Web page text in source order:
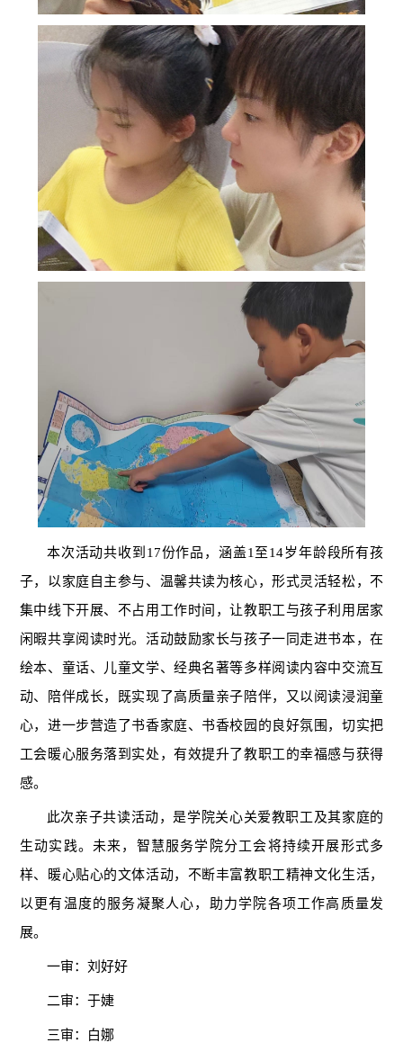
本次活动共收到17份作品，涵盖1至14岁年龄段所有孩
子，以家庭自主参与、温馨共读为核心，形式灵活轻松，不
集中线下开展、不占用工作时间，让教职工与孩子利用居家
闲暇共享阅读时光。活动鼓励家长与孩子一同走进书本，在
绘本、童话、儿童文学、经典名著等多样阅读内容中交流互
动、陪伴成长，既实现了高质量亲子陪伴，又以阅读浸润童
心，进一步营造了书香家庭、书香校园的良好氛围，切实把
工会暖心服务落到实处，有效提升了教职工的幸福感与获得
感。
此次亲子共读活动，是学院关心关爱教职工及其家庭的
生动实践。未来，智慧服务学院分工会将持续开展形式多
样、暖心贴心的文体活动，不断丰富教职工精神文化生活，
以更有温度的服务凝聚人心，助力学院各项工作高质量发
展。
一审：刘好好
二审：于婕
三审：白娜